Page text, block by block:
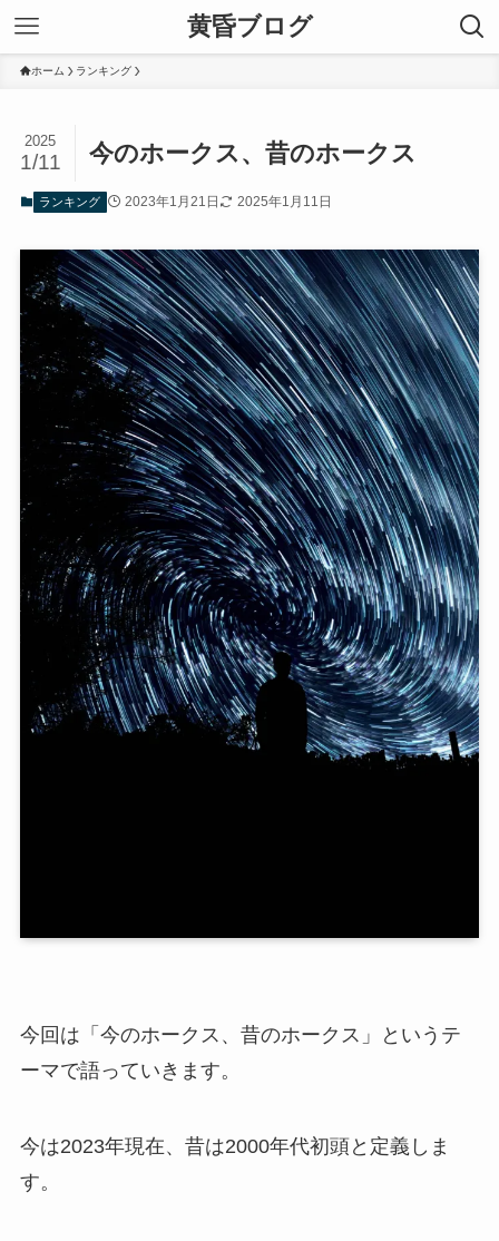
黄昏ブログ
ホーム ランキング
今のホークス、昔のホークス
2025
1/11
ランキング 2023年1月21日 2025年1月11日
今回は「今のホークス、昔のホークス」というテ
ーマで語っていきます。
今は2023年現在、昔は2000年代初頭と定義しま
す。